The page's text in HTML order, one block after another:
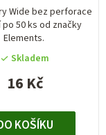
Wide bez perforace
po 50 ks od značky
Elements.
Skladem
16 Kč
KOŠÍKU